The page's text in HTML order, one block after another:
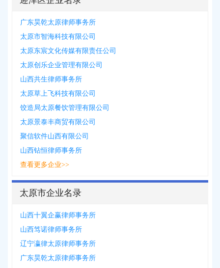
广东昊乾太原律师事务所
太原市智海科技有限公司
太原东宸文化传媒有限责任公司
太原创乐企业管理有限公司
山西共生律师事务所
太原草上飞科技有限公司
饺造局太原餐饮管理有限公司
太原景泰丰商贸有限公司
聚信软件山西有限公司
山西钻恒律师事务所
查看更多企业>>
太原市企业名录
山西十翼企赢律师事务所
山西笃诺律师事务所
辽宁瀛律太原律师事务所
广东昊乾太原律师事务所